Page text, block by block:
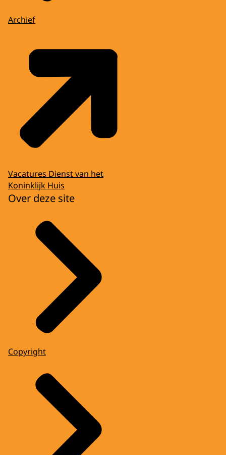
Archief
Vacatures Dienst van het
Koninklijk Huis
Over deze site
Copyright